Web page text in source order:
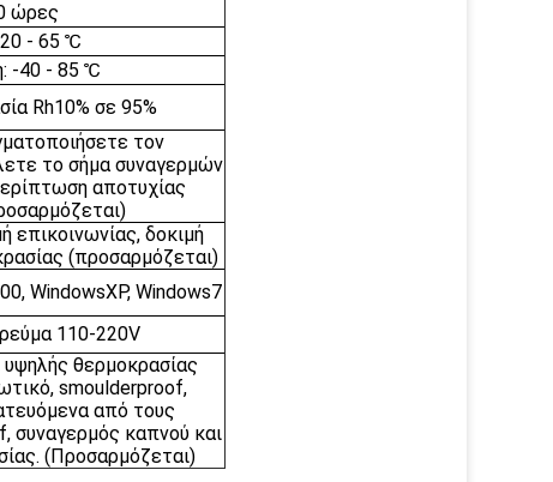
ώρες
20 - 65 ℃
-40 - 85 ℃
Rh10% σε 95%
τον
το σήμα συναγερμών
αποτυχίας
επικοινωνίας, δοκιμή
(προσαρμόζεται)
WindowsXP, Windows7
110-220V
θερμοκρασίας
smoulderproof,
από τους
συναγερμός καπνού και
(Προσαρμόζεται)